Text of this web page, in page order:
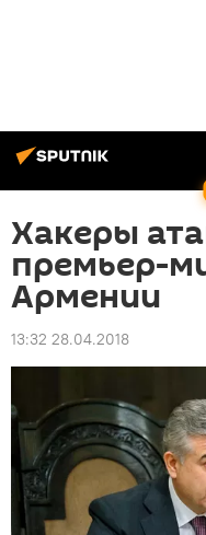
Хакеры
премьер-
Армении
13:32 28.04.2018